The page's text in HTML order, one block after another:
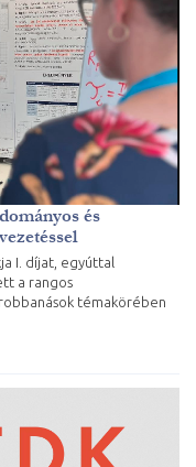
és
I. díjat, egyúttal
a rangos
témakörében